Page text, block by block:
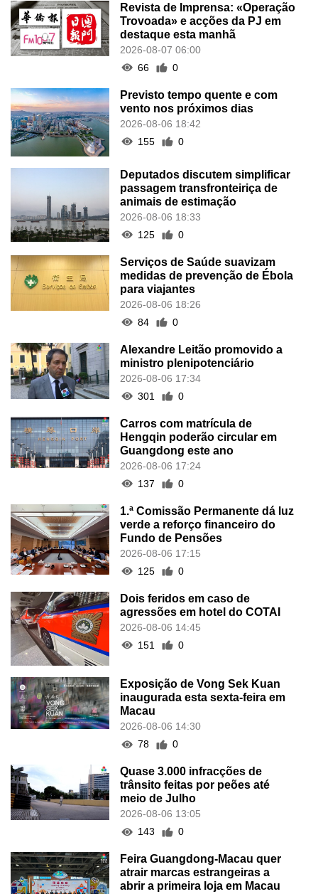
Revista de Imprensa: «Operação
Trovoada» e acções da PJ em
destaque esta manhã
2026-08-07 06:00
66
0
Previsto tempo quente e com
vento nos próximos dias
2026-08-06 18:42
155
0
Deputados discutem simplificar
passagem transfronteiriça de
animais de estimação
2026-08-06 18:33
125
0
Serviços de Saúde suavizam
medidas de prevenção de Ébola
para viajantes
2026-08-06 18:26
84
0
Alexandre Leitão promovido a
ministro plenipotenciário
2026-08-06 17:34
301
0
Carros com matrícula de
Hengqin poderão circular em
Guangdong este ano
2026-08-06 17:24
137
0
1.ª Comissão Permanente dá luz
verde a reforço financeiro do
Fundo de Pensões
2026-08-06 17:15
125
0
Dois feridos em caso de
agressões em hotel do COTAI
2026-08-06 14:45
151
0
Exposição de Vong Sek Kuan
inaugurada esta sexta-feira em
Macau
2026-08-06 14:30
78
0
Quase 3.000 infracções de
trânsito feitas por peões até
meio de Julho
2026-08-06 13:05
143
0
Feira Guangdong-Macau quer
atrair marcas estrangeiras a
abrir a primeira loja em Macau